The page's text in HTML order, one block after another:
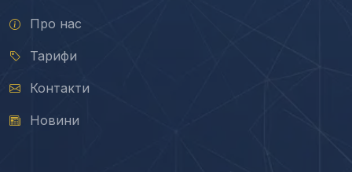
Про нас
Тарифи
Контакти
Новини